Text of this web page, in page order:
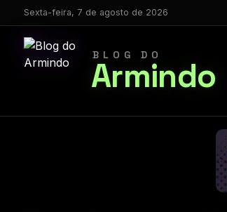
Sexta-feira, 7 de agosto de 2026
BLOG DO
Armindo